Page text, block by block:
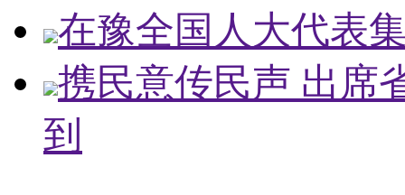
在豫全国人大代表
携民意传民声 出席
到